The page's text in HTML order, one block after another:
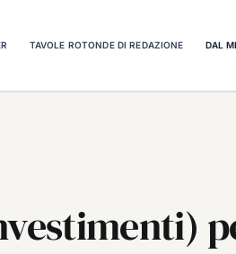
TAVOLE ROTONDE DI REDAZIONE DAL